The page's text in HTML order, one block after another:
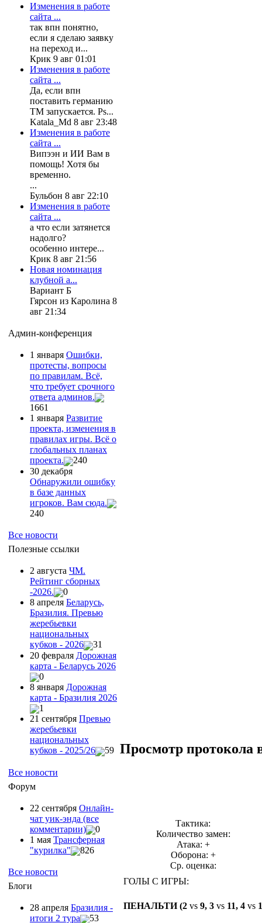
Изменения в работе
сайта ...
так впн понятно,
если я сделаю заявку
на переход и...
Крик 9 авг 01:01
Изменения в работе
сайта ...
Да, если впн
поставить германию
ТМ запускается. Ps...
Katala_Md 8 авг 23:48
Изменения в работе
сайта ...
Випээн и ИИ Вам в
помощь! Хотя бы
временно.
...
Бульбон 8 авг 22:10
Изменения в работе
сайта ...
а что если затянется
надолго?
особенно интере...
Крик 8 авг 21:56
Новая номинация
клубной а...
Вариант Б
Гярсон из Каролина 8
авг 21:34
Админ-конференция
1 января Ошибки,
протесты, вопросы
по правилам. Всё,
что требует срочного
ответа админов.
1661
1 января Развитие
проекта, изменения в
правилах игры. Всё о
глобальных планах
проекта.
240
30 декабря
Обнаружили ошибку
в базе данных
игроков. Вам сюда.
240
Все новости
Полезные ссылки
2 августа ЧМ.
Рейтинг сборных
-2026.
0
8 апреля Беларусь,
Бразилия. Превью
жеребьевки
национальных
кубков - 2026
31
20 февраля Дорожная
карта - Беларусь 2026
0
8 января Дорожная
карта - Бразилия 2026
1
21 сентября Превью
жеребьевки
национальных
кубков - 2025/26
59
Все новости
Форум
22 сентября Онлайн-
чат уик-энда (все
комментарии)
0
1 мая Трансферная
"курилка"
826
Все новости
Блоги
28 апреля Бразилия -
итоги 2 тура
53
Просмотр протокола
Тактика:
Количество замен:
Атака: +
Оборона: +
Ср. оценка:
ГОЛЫ С ИГРЫ:
ПЕНАЛЬТИ (2 vs 9, 3 vs 11, 4 vs